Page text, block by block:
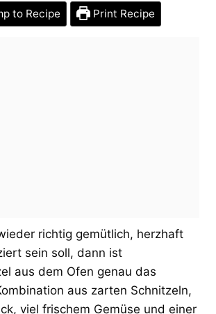
to Recipe Print Recipe
richtig gemütlich, herzhaft
sein soll, dann ist
aus dem Ofen genau das
aus zarten Schnitzeln,
viel frischem Gemüse und einer